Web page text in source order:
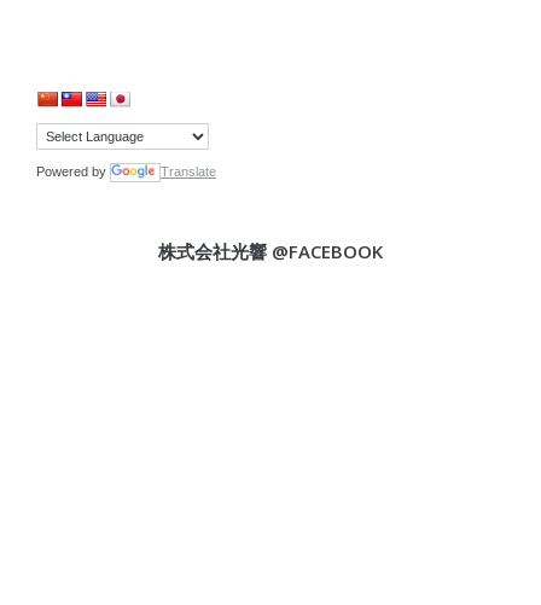
Powered by Translate
株式会社光響 @FACEBOOK